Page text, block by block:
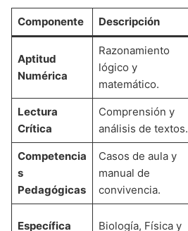
Componente Descripción
Aptitud
Numérica
Razonamiento
lógico y
matemático.
Lectura
Crítica
Comprensión y
análisis de textos.
Competencia
s
Pedagógicas
Casos de aula y
manual de
convivencia.
Específica Biología, Física y